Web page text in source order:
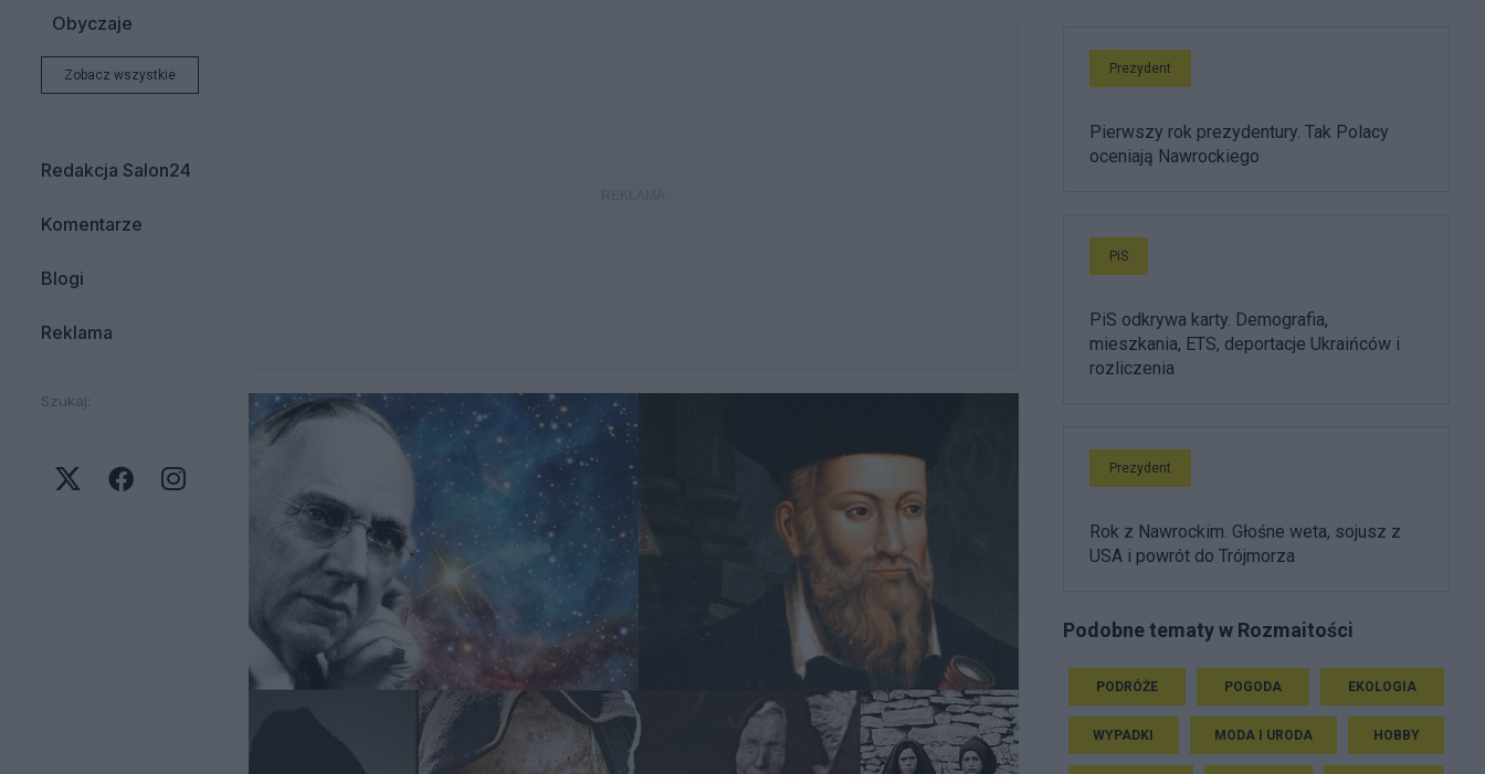
Obyczaje
Zobacz wszystkie
Redakcja Salon24
Komentarze
Blogi
Reklama
Szukaj:
Prezydent
Pierwszy rok prezydentury. Tak Polacy
oceniają Nawrockiego
PiS
PiS odkrywa karty. Demografia,
mieszkania, ETS, deportacje Ukraińców i
rozliczenia
Prezydent
Rok z Nawrockim. Głośne weta, sojusz z
USA i powrót do Trójmorza
Podobne tematy w Rozmaitości
PODRÓŻE POGODA EKOLOGIA
WYPADKI MODA I URODA HOBBY